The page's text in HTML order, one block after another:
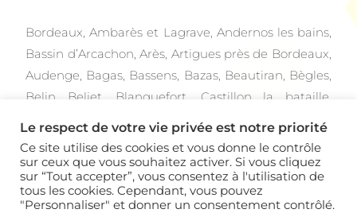
Bordeaux, Ambarès et Lagrave, Andernos les bains,
Bassin d’Arcachon, Arès, Artigues près de Bordeaux,
Audenge, Bagas, Bassens, Bazas, Beautiran, Bègles,
Belin Beliet,
Blanquefort,
Castillon la bataille,
Cadaujac, Canéjan,
Carbon Blanc,
Créon,
Lesparre Médoc, Cenon, Coutras,
Cestas,
Eysines, Floirac, Gradignan, Gujan Mestras, La Réole,
La Teste de Buch, Lacanau, Langon, Lanton, Le
Barp, Le Bouscat, Le Haillan, Le Taillan Médoc, Le
Le respect de votre vie privée est notre priorité
Ce site utilise des cookies et vous donne le contrôle
sur ceux que vous souhaitez activer. Si vous cliquez
sur “Tout accepter”, vous consentez à l'utilisation de
tous les cookies. Cependant, vous pouvez
"Personnaliser" et donner un consentement contrôlé.